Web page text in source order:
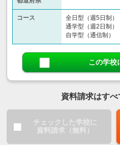
コース
全日型（週5日制）
通学型（週2日制）
自学型（通信制）
この学校
資料請求はすべ
チェックした学校に
資料請求（無料）